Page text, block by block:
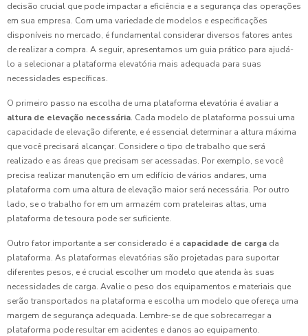
decisão crucial que pode impactar a eficiência e a segurança das operações
em sua empresa. Com uma variedade de modelos e especificações
disponíveis no mercado, é fundamental considerar diversos fatores antes
de realizar a compra. A seguir, apresentamos um guia prático para ajudá-
lo a selecionar a plataforma elevatória mais adequada para suas
necessidades específicas.
O primeiro passo na escolha de uma plataforma elevatória é avaliar a
altura de elevação necessária. Cada modelo de plataforma possui uma
capacidade de elevação diferente, e é essencial determinar a altura máxima
que você precisará alcançar. Considere o tipo de trabalho que será
realizado e as áreas que precisam ser acessadas. Por exemplo, se você
precisa realizar manutenção em um edifício de vários andares, uma
plataforma com uma altura de elevação maior será necessária. Por outro
lado, se o trabalho for em um armazém com prateleiras altas, uma
plataforma de tesoura pode ser suficiente.
Outro fator importante a ser considerado é a capacidade de carga da
plataforma. As plataformas elevatórias são projetadas para suportar
diferentes pesos, e é crucial escolher um modelo que atenda às suas
necessidades de carga. Avalie o peso dos equipamentos e materiais que
serão transportados na plataforma e escolha um modelo que ofereça uma
margem de segurança adequada. Lembre-se de que sobrecarregar a
plataforma pode resultar em acidentes e danos ao equipamento.